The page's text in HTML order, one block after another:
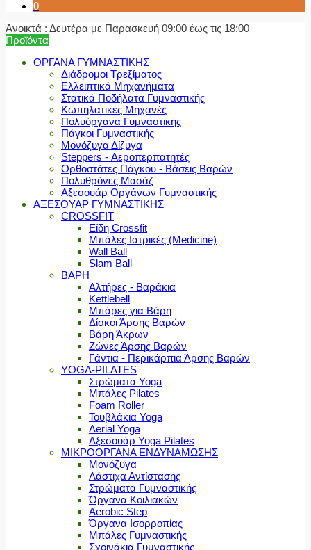
0
Ανοικτά : Δευτέρα με Παρασκευή 09:00 έως τις 18:00
Προϊόντα
ΟΡΓΑΝΑ ΓΥΜΝΑΣΤΙΚΗΣ
Διάδρομοι Τρεξίματος
Ελλειπτικά Μηχανήματα
Στατικά Ποδήλατα Γυμναστικής
Κωπηλατικές Μηχανές
Πολυόργανα Γυμναστικής
Πάγκοι Γυμναστικής
Μονόζυγα Δίζυγα
Steppers - Αεροπερπατητές
Ορθοστάτες Πάγκου - Βάσεις Βαρών
Πολυθρόνες Μασάζ
Αξεσουάρ Οργάνων Γυμναστικής
ΑΞΕΣΟΥΑΡ ΓΥΜΝΑΣΤΙΚΗΣ
CROSSFIT
Είδη Crossfit
Μπάλες Ιατρικές (Medicine)
Wall Ball
Slam Ball
ΒΑΡΗ
Αλτήρες - Βαράκια
Kettlebell
Μπάρες για Βάρη
Δίσκοι Άρσης Βαρών
Βάρη Άκρων
Ζώνες Άρσης Βαρών
Γάντια - Περικάρπια Άρσης Βαρών
YOGA-PILATES
Στρώματα Yoga
Μπάλες Pilates
Foam Roller
Τουβλάκια Yoga
Aerial Yoga
Αξεσουάρ Yoga Pilates
ΜΙΚΡΟΟΡΓΑΝΑ ΕΝΔΥΝΑΜΩΣΗΣ
Μονόζυγα
Λάστιχα Αντίστασης
Στρώματα Γυμναστικής
Όργανα Κοιλιακών
Aerobic Step
Όργανα Ισορροπίας
Μπάλες Γυμναστικής
Σχοινάκια Γυμναστικής